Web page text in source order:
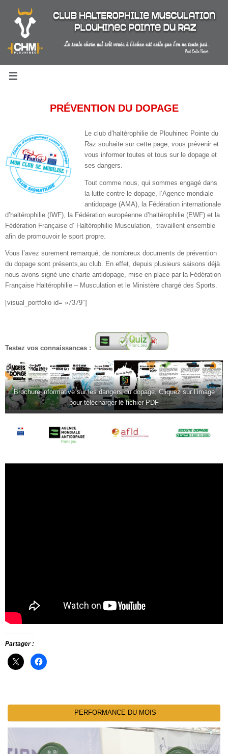
contenu
PRÉVENTION DU DOPAGE
Le club d’haltérophilie de Plouhinec Pointe du
Raz souhaite sur cette page, vous prévenir et
vous informer toutes et tous sur le dopage et
ses dangers.
Tout comme nous, qui sommes engagé dans
la lutte contre le dopage, l’Agence mondiale
antidopage (AMA), la Fédération internationale
d’haltérophilie (IWF), la Fédération européenne d’haltérophilie (EWF) et la
Fédération Française d’ Haltérophilie Musculation, travaillent ensemble
afin de promouvoir le sport propre.
Vous l’avez surement remarqué, de nombreux documents de prévention
du dopage sont présents,au club. En effet, depuis plusieurs saisons déjà
nous avons signé une charte antidopage, mise en place par la Fédération
Française Haltérophilie – Musculation et le Ministère chargé des Sports.
[visual_portfolio id= »7379″]
Testez vos connaissances :
Brochure informative sur les dangers du dopage. Cliquez sur l’image
pour télécharger le fichier PDF
Partager :
PERFORMANCE DU MOIS